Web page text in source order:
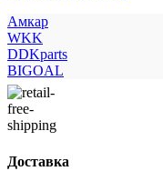
Амкар
WKK
DDKparts
BIGOAL
Доставка